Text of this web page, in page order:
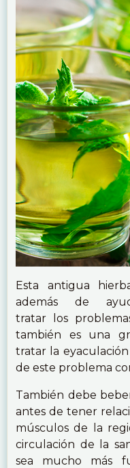
Esta antigua
además de
tratar los
también es una
tratar la
de este problema
También debe
antes de tener
músculos de la
circulación de la
sea mucho más